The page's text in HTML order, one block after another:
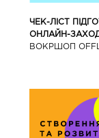
ЧЕК-ЛІСТ
ОНЛАЙН-
ВОКРШОП